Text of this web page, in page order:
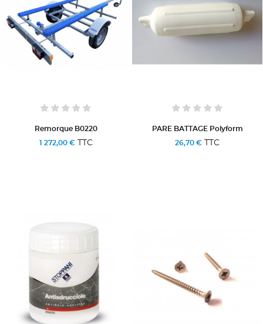
Remorque B0220
1 272,00 €TTC
PARE BATTAGE Polyform
26,70 € TTC